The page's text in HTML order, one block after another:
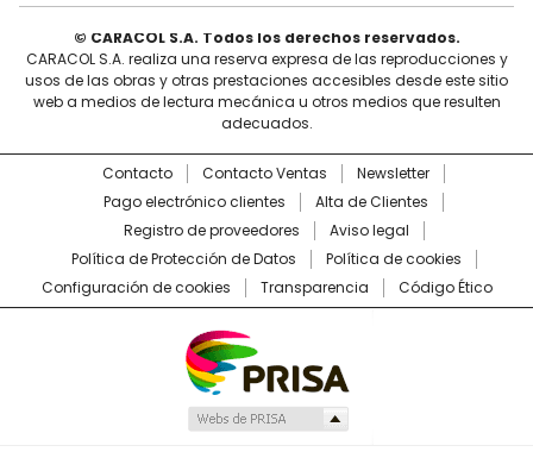
© CARACOL S.A. Todos los derechos reservados.
CARACOL S.A. realiza una reserva expresa de las reproducciones y
usos de las obras y otras prestaciones accesibles desde este sitio
web a medios de lectura mecánica u otros medios que resulten
adecuados.
Contacto Contacto Ventas
Newsletter
Pago electrónico clientes
Alta de Clientes
Registro de proveedores
Aviso legal
Política de Protección de Datos
Política de cookies
Configuración de cookies
Transparencia Código Ético